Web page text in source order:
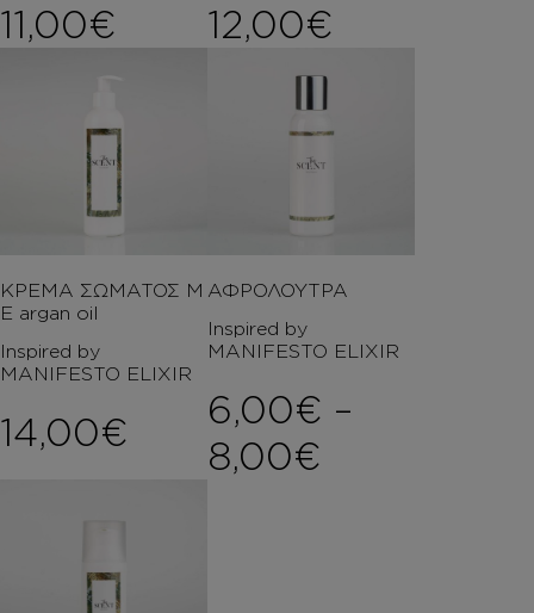
11,00€ 12,00€
ΚΡΕΜΑ ΣΩΜΑΤΟΣ Μ
Ε argan oil
Inspired by
MANIFESTO ELIXIR
14,00€
ΑΦΡΟΛΟΥΤΡΑ
Inspired by
MANIFESTO ELIXIR
6,00€ –
8,00€